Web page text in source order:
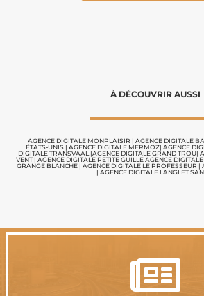
À DÉCOUVRIR AUSSI
AGENCE DIGITALE MONPLAISIR | AGENCE DIGITALE
ÉTATS-UNIS | AGENCE DIGITALE MERMOZ| AGENCE
DIGITALE TRANSVAAL |AGENCE DIGITALE GRAND TROU|
VENT| AGENCE DIGITALE PETITE GUILLEAGENCE
GRANGE BLANCHE | AGENCE DIGITALE LE PROFESSEUR |
| AGENCE DIGITALE LANGLET
